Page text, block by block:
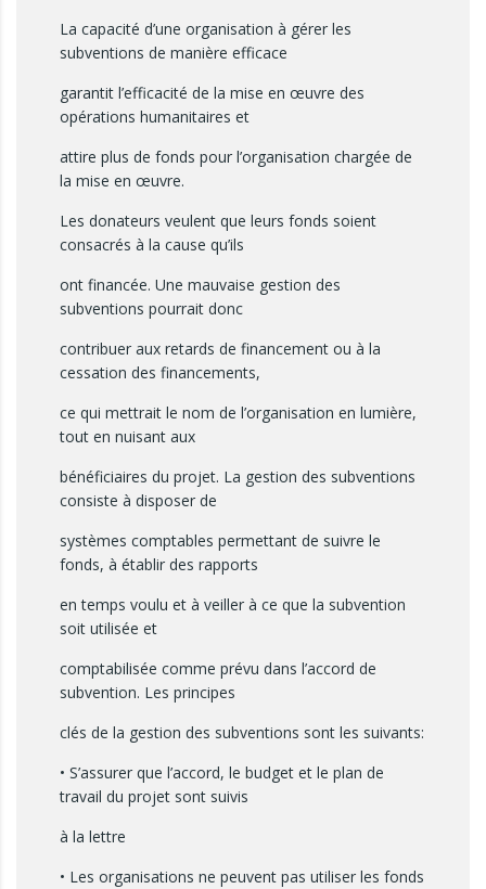
La capacité d’une organisation à gérer les
subventions de manière efficace
garantit l’efficacité de la mise en œuvre des
opérations humanitaires et
attire plus de fonds pour l’organisation chargée de
la mise en œuvre.
Les donateurs veulent que leurs fonds soient
consacrés à la cause qu’ils
ont financée. Une mauvaise gestion des
subventions pourrait donc
contribuer aux retards de financement ou à la
cessation des financements,
ce qui mettrait le nom de l’organisation en lumière,
tout en nuisant aux
bénéficiaires du projet. La gestion des subventions
consiste à disposer de
systèmes comptables permettant de suivre le
fonds, à établir des rapports
en temps voulu et à veiller à ce que la subvention
soit utilisée et
comptabilisée comme prévu dans l’accord de
subvention. Les principes
clés de la gestion des subventions sont les suivants:
• S’assurer que l’accord, le budget et le plan de
travail du projet sont suivis
à la lettre
• Les organisations ne peuvent pas utiliser les fonds